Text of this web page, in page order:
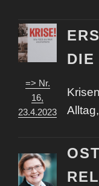
=> Nr.
16,
23.4.2023
DIE